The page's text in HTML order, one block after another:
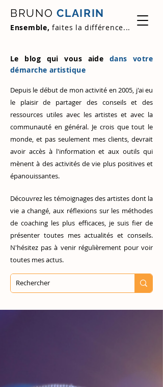
BRUNO CLAIRIN
Ensemble, faites la différence...
Le blog qui vous aide dans votre
démarche artistique
Depuis le début de mon activité en 2005, j'ai eu
le plaisir de partager des conseils et des
ressources utiles avec les artistes et avec la
communauté en général. Je crois que tout le
monde, et pas seulement mes clients, devrait
avoir accès à l'information et aux outils qui
mènent à des activités de vie plus positives et
épanouissantes.
Découvrez les témoignages des artistes dont la
vie a changé, aux réflexions sur les méthodes
de coaching les plus efficaces, je suis fier de
présenter toutes mes actualités et conseils.
N'hésitez pas à venir régulièrement pour voir
toutes mes actus.